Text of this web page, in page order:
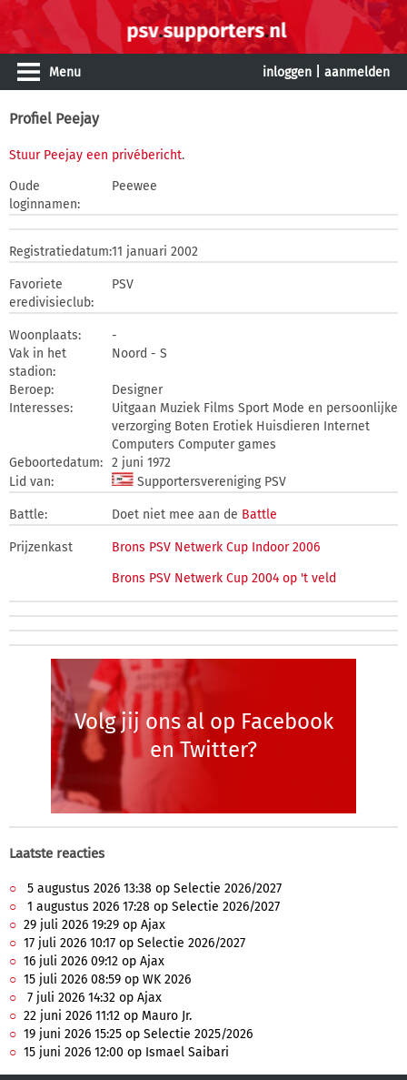
Menu inloggen aanmelden
Profiel Peejay
Stuur Peejay een privébericht.
Oude
loginnamen:
Peewee
Registratiedatum:11 januari 2002
Favoriete
eredivisieclub:
PSV
Woonplaats:
-
Vak in het
stadion:
Noord - S
Beroep:
Designer
Interesses:
Uitgaan Muziek Films Sport Mode en persoonlijke
verzorging Boten Erotiek Huisdieren Internet
Computers Computer games
Geboortedatum: 2 juni 1972
Lid van:
Supportersvereniging PSV
Battle: Doet niet mee aan de Battle
Prijzenkast
Brons PSV Netwerk Cup Indoor 2006
Brons PSV Netwerk Cup 2004 op 't veld
Volg jij ons al op Facebook
en Twitter?
Laatste reacties
5 augustus 2026 13:38 op Selectie 2026/2027
1 augustus 2026 17:28 op Selectie 2026/2027
29 juli 2026 19:29 op Ajax
17 juli 2026 10:17 op Selectie 2026/2027
16 juli 2026 09:12 op Ajax
15 juli 2026 08:59 op WK 2026
7 juli 2026 14:32 op Ajax
22 juni 2026 11:12 op Mauro Jr.
19 juni 2026 15:25 op Selectie 2025/2026
15 juni 2026 12:00 op Ismael Saibari